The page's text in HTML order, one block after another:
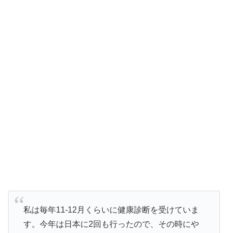
私は毎年11-12月くらいに健康診断を受けていま
す。今年は日本に2回も行ったので、その時にや